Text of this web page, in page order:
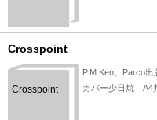
Parco View
18
Crosspoint
Crosspoint
P.M.Ken、Parco出
カバー少日焼 A4